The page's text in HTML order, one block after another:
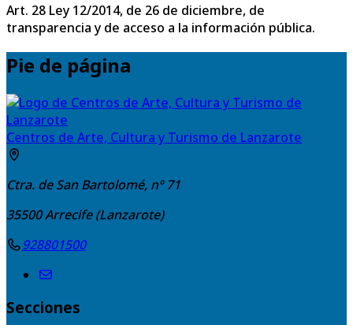
Art. 28 Ley 12/2014, de 26 de diciembre, de
transparencia y de acceso a la información pública.
Pie de página
Centros de Arte, Cultura y Turismo de Lanzarote
Ctra. de San Bartolomé, nº 71
35500Arrecife (Lanzarote)
928801500
Secciones